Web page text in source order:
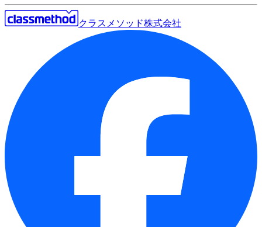
クラスメソッド株式会社